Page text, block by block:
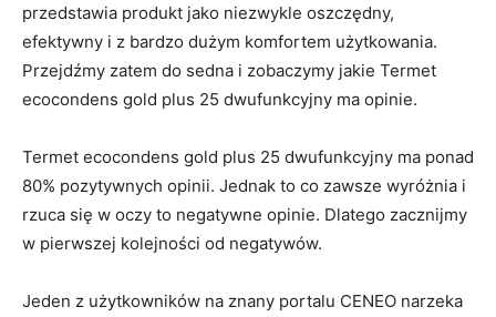
przedstawia produkt jako niezwykle oszczędny,
efektywny i z bardzo dużym komfortem użytkowania.
Przejdźmy zatem do sedna i zobaczymy jakie Termet
ecocondens gold plus 25 dwufunkcyjny ma opinie.
Termet ecocondens gold plus 25 dwufunkcyjny ma ponad
80% pozytywnych opinii. Jednak to co zawsze wyróżnia i
rzuca się w oczy to negatywne opinie. Dlatego zacznijmy
w pierwszej kolejności od negatywów.
Jeden z użytkowników na znany portalu CENEO narzeka